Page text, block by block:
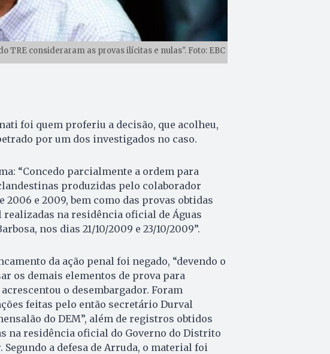
TRE consideraram as provas ilícitas e nulas". Foto: EBC
foi quem proferiu a decisão, que acolheu,
por um dos investigados no caso.
“Concedo parcialmente a ordem para
produzidas pelo colaborador
2006 e 2009, bem como das provas obtidas
na residência oficial de Águas
nos dias 21/10/2009 e 23/10/2009”.
da ação penal foi negado, “devendo o
os demais elementos de prova para
o desembargador. Foram
feitas pelo então secretário Durval
do DEM”, além de registros obtidos
na residência oficial do Governo do Distrito
a defesa de Arruda, o material foi